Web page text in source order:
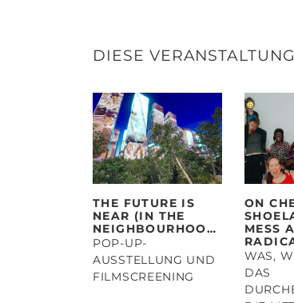
DIESE
THE FUTURE IS
NEAR (IN THE
NEIGHBOURHOOD)
POP-UP-
AUSSTELLUNG UND
FILMSCREENING
ON
MESS
WAS,
DAS